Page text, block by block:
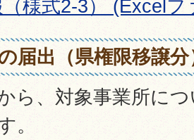
様式2-3） (Excel
届出（県権限移譲
ら、対象事業所に
。